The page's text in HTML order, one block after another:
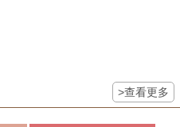
>查看更多